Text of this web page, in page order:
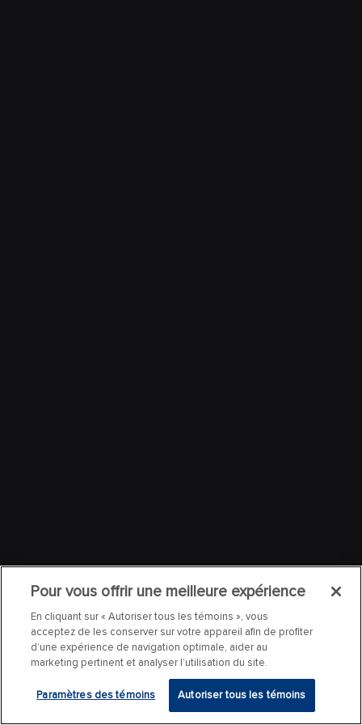
Pour vous offrir une meilleure expérience
En cliquant sur « Autoriser tous les témoins », vous
acceptez de les conserver sur votre appareil afin de profiter
d’une expérience de navigation optimale, aider au
marketing pertinent et analyser l’utilisation du site.
Paramètres des témoins Autoriser tous les témoins